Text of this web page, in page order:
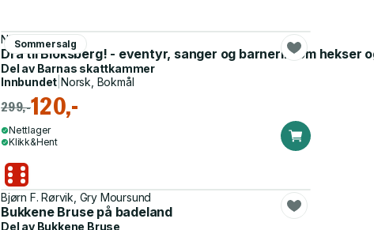
Sommersalg
Nina Haugdahl
Dra til Bloksberg! - eventyr, sanger og barnerim om hekser
Del av Barnas skattkammer
Innbundet |Norsk, Bokmål
299,-120,-
Nettlager
Klikk&Hent
Bjørn F. Rørvik, Gry Moursund
Bukkene Bruse på badeland
Del av Bukkene Bruse